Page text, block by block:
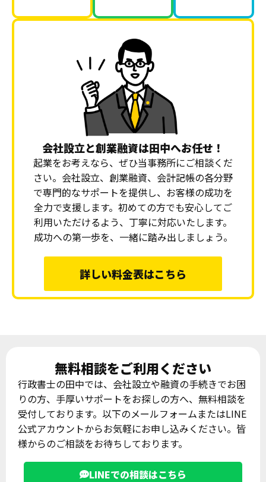
会社設立と創業融資は田中へお任せ！
起業をお考えなら、ぜひ当事務所にご相談くだ
さい。会社設立、創業融資、会計記帳の各分野
で専門的なサポートを提供し、お客様の成功を
全力で支援します。初めての方でも安心してご
利用いただけるよう、丁寧に対応いたします。
成功への第一歩を、一緒に踏み出しましょう。
詳しい料金表はこちら
無料相談をご利用ください
行政書士の田中では、会社設立や融資の手続きでお困
りの方、手厚いサポートをお探しの方へ、無料相談を
受付しております。以下のメールフォームまたはLINE
公式アカウントからお気軽にお申し込みください。皆
様からのご相談をお待ちしております。
LINEでの相談はこちら